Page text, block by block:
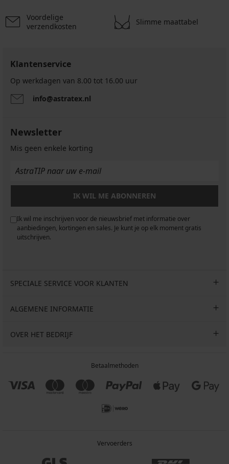
Voordelige
verzendkosten
Slimme maattabel
Klantenservice
Op werkdagen van 8.00 tot 16.00 uur
info@astratex.nl
Newsletter
Mis geen enkele korting
IK WIL ME ABONNEREN
Ik wil me inschrijven voor de nieuwsbrief met informatie over
aanbiedingen, kortingen en sales. Je kunt je op elk moment gratis
uitschrijven.
SPECIALE SERVICE VOOR KLANTEN
ALGEMENE INFORMATIE
OVER HET BEDRIJF
Betaalmethoden
Vervoerders